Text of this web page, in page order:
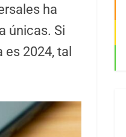
ha
únicas. Si
2024, tal